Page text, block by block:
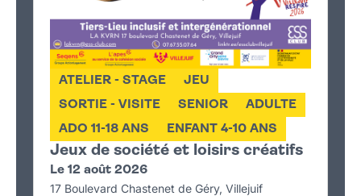
Jeux de société et loisirs créatifs
ATELIER - STAGE
JEU
SORTIE - VISITE
SENIOR
ADULTE
ADO 11-18 ANS
ENFANT 4-10 ANS
Le 12 août 2026
17 Boulevard Chastenet de Géry, Villejuif